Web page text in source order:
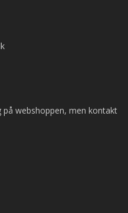
på webshoppen, men kontakt